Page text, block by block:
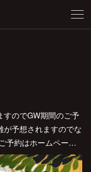
すのでGW期間のご予
が予想されますのでな
予約はホームペー…